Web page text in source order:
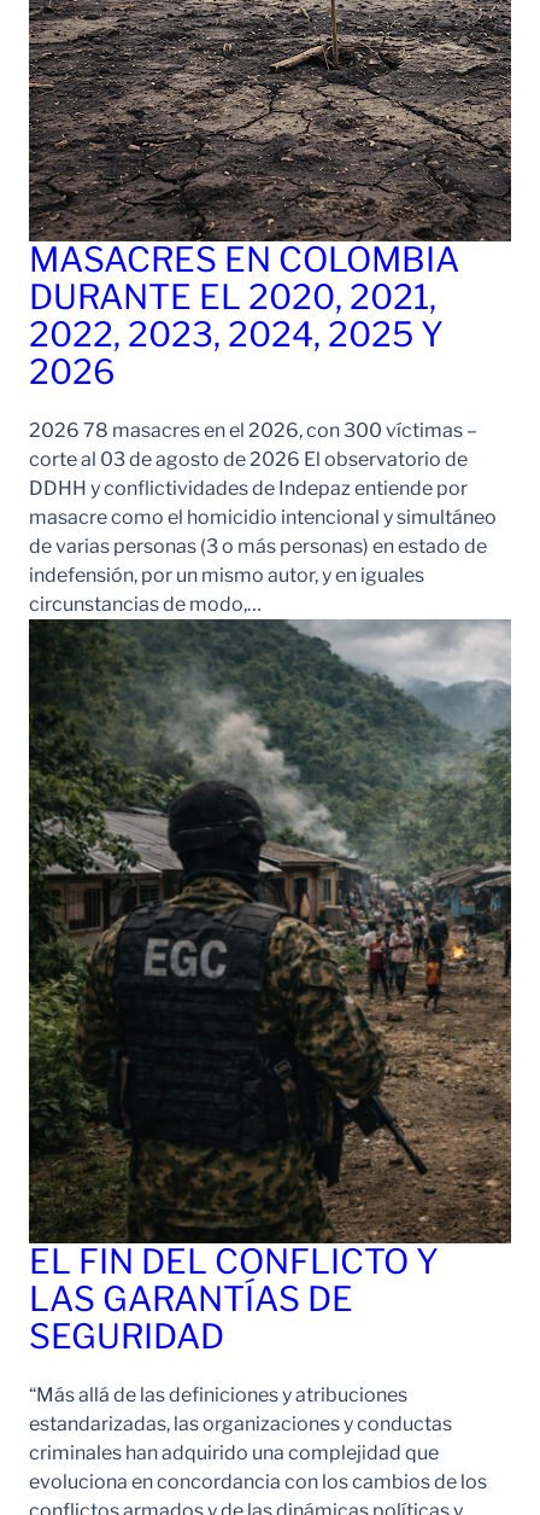
MASACRES EN COLOMBIA
DURANTE EL 2020, 2021,
2022, 2023, 2024, 2025 Y
2026
2026 78 masacres en el 2026, con 300 víctimas –
corte al 03 de agosto de 2026 El observatorio de
DDHH y conflictividades de Indepaz entiende por
masacre como el homicidio intencional y simultáneo
de varias personas (3 o más personas) en estado de
indefensión, por un mismo autor, y en iguales
circunstancias de modo,…
EL FIN DEL CONFLICTO Y
LAS GARANTÍAS DE
SEGURIDAD
“Más allá de las definiciones y atribuciones
estandarizadas, las organizaciones y conductas
criminales han adquirido una complejidad que
evoluciona en concordancia con los cambios de los
conflictos armados y de las dinámicas políticas y